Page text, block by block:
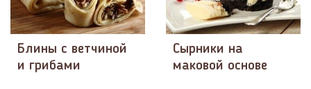
Блины с ветчиной
и грибами
Сырники на
маковой основе